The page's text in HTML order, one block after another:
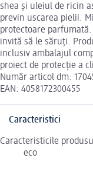
shea și uleiul de ricin
previn uscarea pielii.
protectoare
invită să le săruți.
inclusiv ambalajul
proiect de protecție a
Număr articol dm:
EAN: 4058172300455
Caracteristici
Caracteristicile
eco